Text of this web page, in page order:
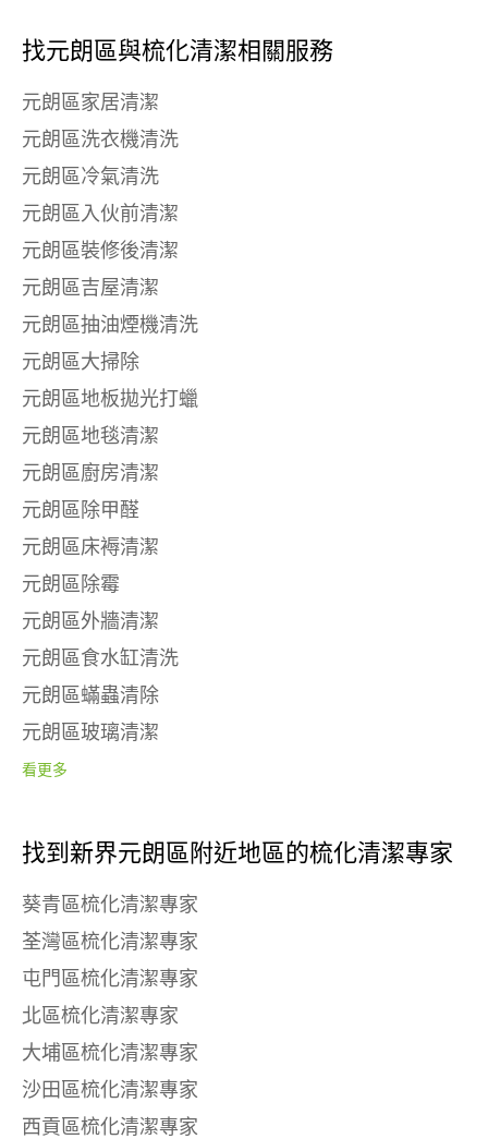
找元朗區與梳化清潔相關服務
元朗區家居清潔
元朗區洗衣機清洗
元朗區冷氣清洗
元朗區入伙前清潔
元朗區裝修後清潔
元朗區吉屋清潔
元朗區抽油煙機清洗
元朗區大掃除
元朗區地板拋光打蠟
元朗區地毯清潔
元朗區廚房清潔
元朗區除甲醛
元朗區床褥清潔
元朗區除霉
元朗區外牆清潔
元朗區食水缸清洗
元朗區蟎蟲清除
元朗區玻璃清潔
看更多
找到新界元朗區附近地區的梳化清潔專家
葵青區梳化清潔專家
荃灣區梳化清潔專家
屯門區梳化清潔專家
北區梳化清潔專家
大埔區梳化清潔專家
沙田區梳化清潔專家
西貢區梳化清潔專家